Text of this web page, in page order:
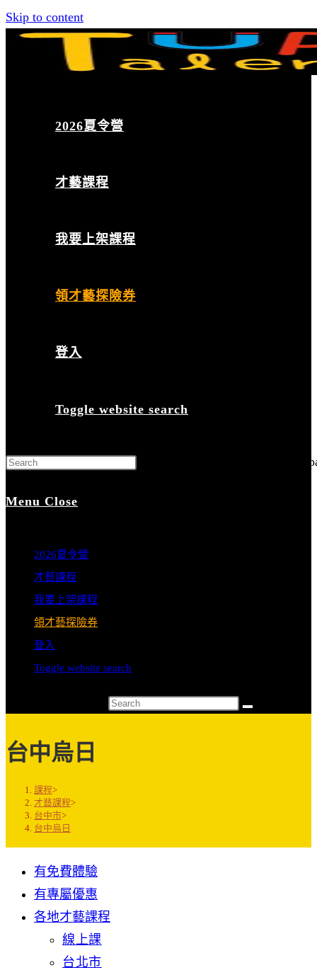
Skip to content
2026夏令營
才藝課程
我要上架課程
領才藝探險券
登入
Toggle website search
Press Escape to close the search
Menu Close
2026夏令營
才藝課程
我要上架課程
領才藝探險券
登入
Toggle website search
台中烏日
課程>
才藝課程>
台中市>
台中烏日
有免費體驗
有專屬優惠
各地才藝課程
線上課
台北市